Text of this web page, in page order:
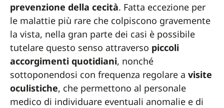
prevenzione della cecità. Fatta eccezione per
le malattie più rare che colpiscono gravemente
la vista, nella gran parte dei casi è possibile
tutelare questo senso attraverso piccoli
accorgimenti quotidiani, nonché
sottoponendosi con frequenza regolare a visite
oculistiche, che permettono al personale
medico di individuare eventuali anomalie e di